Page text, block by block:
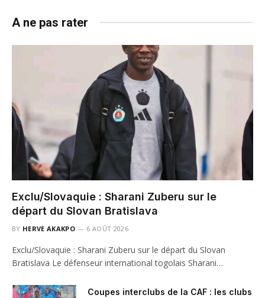
A ne pas rater
Exclu/Slovaquie : Sharani Zuberu sur le
départ du Slovan Bratislava
BY HERVE AKAKPO 6 AOÛT 2026
Exclu/Slovaquie : Sharani Zuberu sur le départ du Slovan
Bratislava Le défenseur international togolais Sharani…
Coupes interclubs de la CAF : les clubs